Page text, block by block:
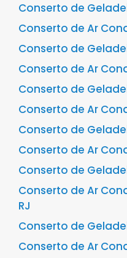
Conserto de
Conserto de Ar
Conserto de
Conserto de Ar
Conserto de
Conserto de Ar
Conserto de
Conserto de Ar
Conserto de
Conserto de Ar
RJ
Conserto de
Conserto de Ar